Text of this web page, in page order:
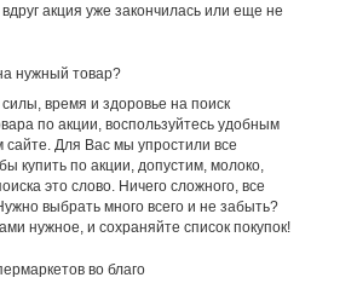
акция уже закончилась или еще не
нужный товар?
время и здоровье на поиск
по акции, воспользуйтесь удобным
Для Вас мы упростили все
купить по акции, допустим, молоко,
это слово. Ничего сложного, все
выбрать много всего и не забыть?
нужное, и сохраняйте список покупок!
во благо